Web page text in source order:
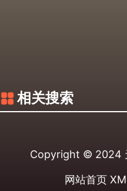
相关搜索
Copyright © 2024
网站首页